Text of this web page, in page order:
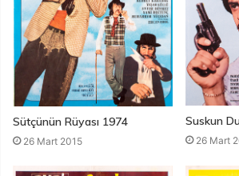
Sütçünün Rüyası 1974
26 Mart 2015
Suskun
26 Mart